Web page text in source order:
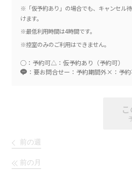
※「仮予約あり」の場合でも、キャンセル
けます。
※最低利用時間は4時間です。
※控室のみのご利用はできません。
○：予約可△：仮予約あり（予約可）
：要お問合せー：予約期間外×：予約
前の週
前の月
エリア／施設※複数選択可能
ベルサール新宿南口
ベルサール西新宿
ベルサール高田馬場
ベルサール神田
飯田橋・九段・半蔵門・
ベルサール半蔵門
ベルサール飯田橋駅前
ベルサール飯田橋ファースト
ベルサール神保町アネックス
渋谷エリア
ベルサール渋谷ファースト